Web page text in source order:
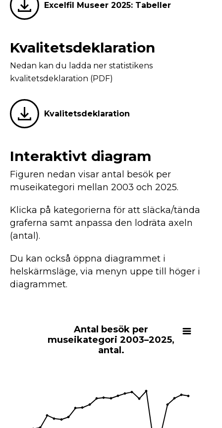
Excelfil Museer 2025: Tabeller
Kvalitetsdeklaration
Nedan kan du ladda ner statistikens
kvalitetsdeklaration (PDF)
Kvalitetsdeklaration
Interaktivt diagram
Figuren nedan visar antal besök per
museikategori mellan 2003 och 2025.
Klicka på kategorierna för att släcka/tända
graferna samt anpassa den lodräta axeln
(antal).
Du kan också öppna diagrammet i
helskärmsläge, via menyn uppe till höger i
diagrammet.
Antal besök per museikategori
Line chart with 6 lines.
View as data table, Antal besök per museikategori
The chart has 1 X axis displaying Museikategori.
Antal besök per
museikategori 2003–2025,
antal.